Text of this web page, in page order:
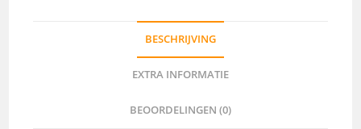
BESCHRIJVING
EXTRA INFORMATIE
BEOORDELINGEN (0)